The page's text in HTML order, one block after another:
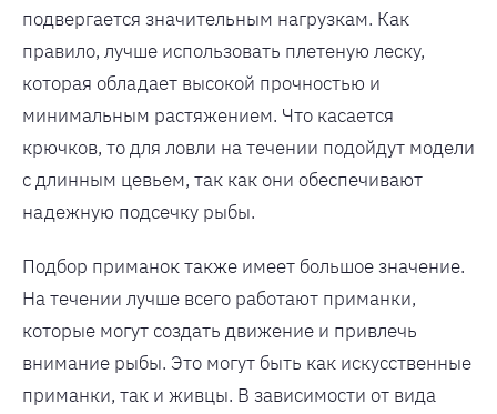
подвергается значительным нагрузкам. Как
правило, лучше использовать плетеную леску,
которая обладает высокой прочностью и
минимальным растяжением. Что касается
крючков, то для ловли на течении подойдут модели
с длинным цевьем, так как они обеспечивают
надежную подсечку рыбы.
Подбор приманок также имеет большое значение.
На течении лучше всего работают приманки,
которые могут создать движение и привлечь
внимание рыбы. Это могут быть как искусственные
приманки, так и живцы. В зависимости от вида